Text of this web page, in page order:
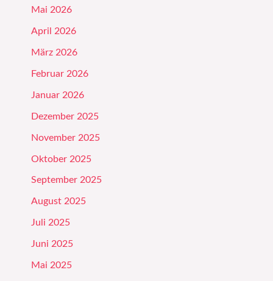
Mai 2026
April 2026
März 2026
Februar 2026
Januar 2026
Dezember 2025
November 2025
Oktober 2025
September 2025
August 2025
Juli 2025
Juni 2025
Mai 2025